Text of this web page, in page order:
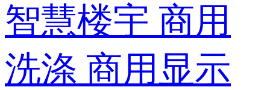
智慧楼宇 商用
洗涤 商用显示